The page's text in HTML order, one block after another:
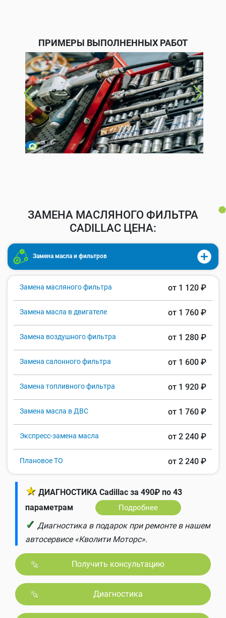
ПРИМЕРЫ ВЫПОЛНЕННЫХ РАБОТ
ЗАМЕНА МАСЛЯНОГО ФИЛЬТРА
CADILLAC ЦЕНА:
Замена масла и фильтров
Замена масляного фильтра от 1 120 ₽
Замена масла в двигателе от 1 760 ₽
Замена воздушного фильтра от 1 280 ₽
Замена салонного фильтра от 1 600 ₽
Замена топливного фильтра от 1 920 ₽
Замена масла в ДВС от 1 760 ₽
Экспресс-замена масла от 2 240 ₽
Плановое ТО от 2 240 ₽
★ ДИАГНОСТИКА Cadillac за 490₽ по 43
параметрам
Подробнее
✓ Диагностика в подарок при ремонте в нашем
автосервисе «Кволити Моторс».
Получить консультацию
Диагностика